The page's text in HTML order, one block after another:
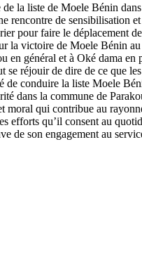
la liste de Moele Bénin
rencontre de
pour faire le déplacement
la victoire de Moele Bénin
en général et à Oké dama
réjouir de dire de ce que
de conduire la liste Moele
dans la commune de
qui contribue au
qu’il consent au
de son engagement au